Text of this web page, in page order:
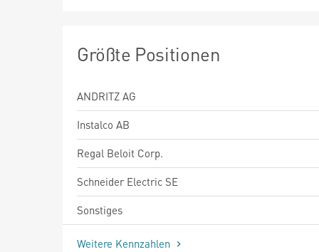
Größte Positionen
ANDRITZ AG
Instalco AB
Regal Beloit Corp.
Schneider Electric SE
Sonstiges
Weitere Kennzahlen